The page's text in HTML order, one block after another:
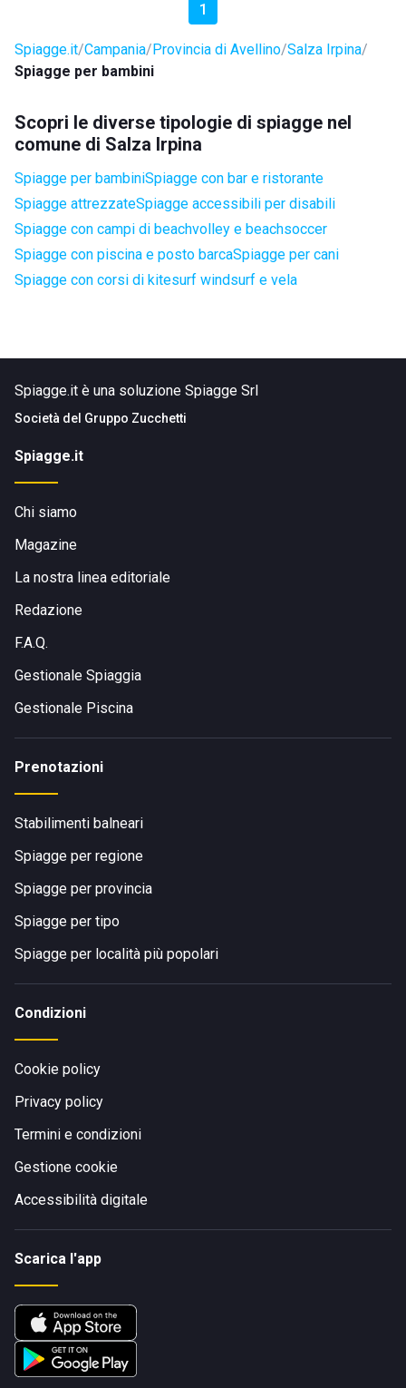
1
Spiagge.it Campania Provincia di Avellino Salza Irpina
Spiagge per bambini
Scopri le diverse tipologie di spiagge nel
comune di Salza Irpina
Spiagge per bambiniSpiagge con bar e ristorante
Spiagge attrezzateSpiagge accessibili per disabili
Spiagge con campi di beachvolley e beachsoccer
Spiagge con piscina e posto barcaSpiagge per cani
Spiagge con corsi di kitesurf windsurf e vela
Spiagge.it è una soluzione Spiagge Srl
Società del Gruppo Zucchetti
Spiagge.it
Chi siamo
Magazine
La nostra linea editoriale
Redazione
F.A.Q.
Gestionale Spiaggia
Gestionale Piscina
Prenotazioni
Stabilimenti balneari
Spiagge per regione
Spiagge per provincia
Spiagge per tipo
Spiagge per località più popolari
Condizioni
Cookie policy
Privacy policy
Termini e condizioni
Gestione cookie
Accessibilità digitale
Scarica l'app